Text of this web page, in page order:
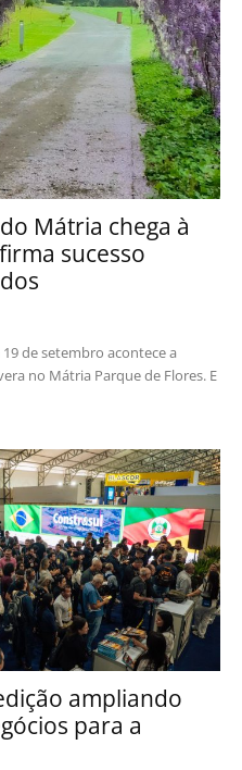
Mátria chega à
sucesso
19 de setembro acontece a
no Mátria Parque de Flores. E
ampliando
para a